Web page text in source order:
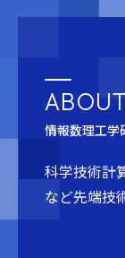
情報数理工学
科学技術計
など先端技